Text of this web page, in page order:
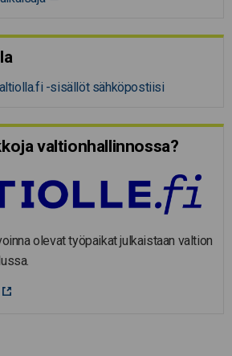
-sisällöt sähköpostiisi
valtion­hal­lin­nossa?
olevat työpaikat julkaistaan valtion